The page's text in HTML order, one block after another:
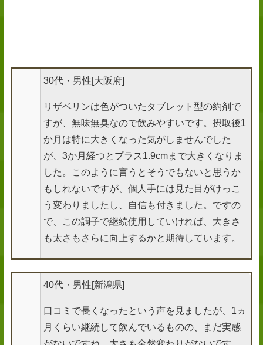
30代・男性[大阪府]
リザベリンは色がついたタブレット型の約剤で
すが、無味無臭なので飲みやすいです。摂取後1
か月は特に大きくなった気がしませんでした
が、3か月経つとプラス1.9cmまで大きくなりま
した。このように言うとそうでもないと思うか
もしれないですが、個人手には見た目がけっこ
う変わりましたし、自信も付きました。ですの
で、この調子で継続使用していければ、大きさ
も太さもさらに向上するかと期待しています。
40代・男性[新潟県]
口コミで長くなったという声を見ましたが、1ヵ
月くらい継続して飲んでいるものの、まだ実感